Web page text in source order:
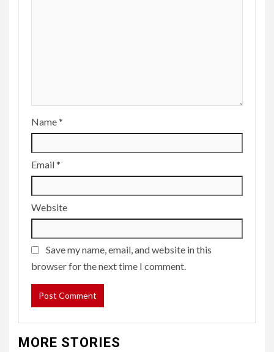
Name*
Email*
Website
Save my name, email, and website in this
browser for the next time I comment.
MORE STORIES